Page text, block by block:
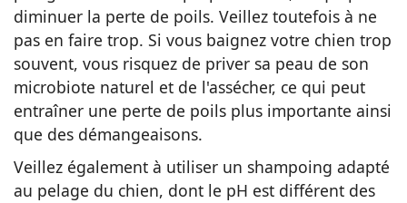
diminuer la perte de poils. Veillez toutefois à ne
pas en faire trop. Si vous baignez votre chien trop
souvent, vous risquez de priver sa peau de son
microbiote naturel et de l'assécher, ce qui peut
entraîner une perte de poils plus importante ainsi
que des démangeaisons.
Veillez également à utiliser un shampoing adapté
au pelage du chien, dont le pH est différent des